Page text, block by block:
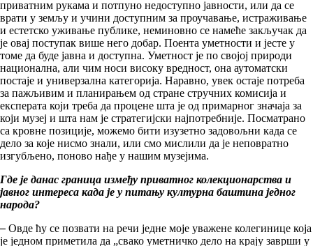
приватним рукама и потпуно недоступно јавности, или да се
врати у земљу и учини доступним за проучавање, истраживање
и естетско уживање публике, неминовно се намеће закључак да
је овај поступак више него добар. Поента уметности и јесте у
томе да буде јавна и доступна. Уметност је по својој природи
национална, али чим носи високу вредност, она аутоматски
постаје и универзална категорија. Наравно, увек остаје потреба
за пажљивим и планирањем од стране стручних комисија и
експерата који треба да процене шта је од примарног значаја за
који музеј и шта нам је стратегијски најпотребније. Посматрано
са кровне позиције, можемо бити изузетно задовољни када се
дело за које нисмо знали, или смо мислили да је неповратно
изгубљено, поново нађе у нашим музејима.
Где је данас граница између приватног колекционарства и
јавног интереса када је у питању културна баштина једног
народа?
– Овде ћу се позвати на речи једне моје уважене колегинице која
је једном приметила да „свако уметничко дело на крају заврши у